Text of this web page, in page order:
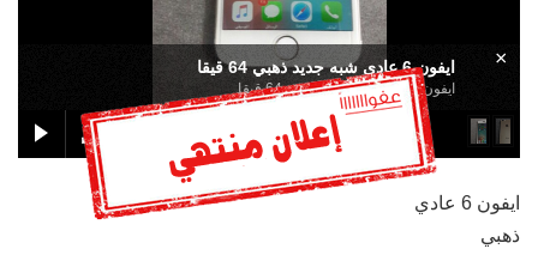
ايفون 6 عادي شبه جديد ذهبي 64 قيقا
ايفون 6 عادي شبه جديد ذهبي 64 قيقا
×
ايفون 6 عادي
ذهبي